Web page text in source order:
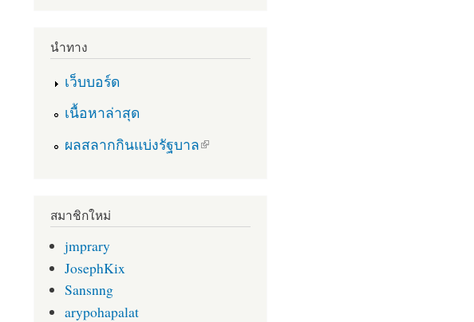
นำทาง
เว็บบอร์ด
เนื้อหาล่าสุด
ผลสลากกินแบ่งรัฐบาล
(link is external)
สมาชิกใหม่
jmprary
JosephKix
Sansnng
arypohapalat